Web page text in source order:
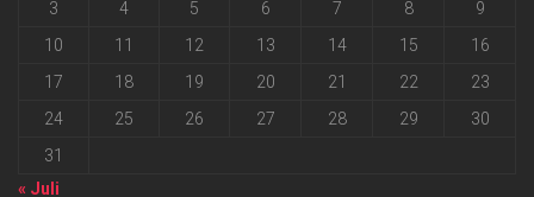
3
4 5 6 7 8
9
10
11 12 13 14 15
16
17
18 19 20 21 22
23
24
25 26 27 28 29
30
31
« Juli